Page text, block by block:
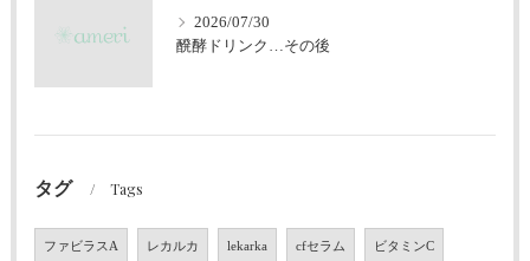
2026/07/30
醗酵ドリンク…その後
タグ Tags
ファビラスA レカルカ lekarka cfセラム ビタミンC